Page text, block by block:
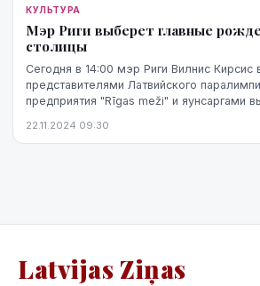
КУЛЬТУРА
Мэр Риги выберет главные
столицы
Сегодня в 14:00 мэр Риги Вилнис Кирсис
представителями Латвийского
предприятия "Rīgas meži" и яунсаргами
22.11.2024 09:30
Latvijas Ziņas